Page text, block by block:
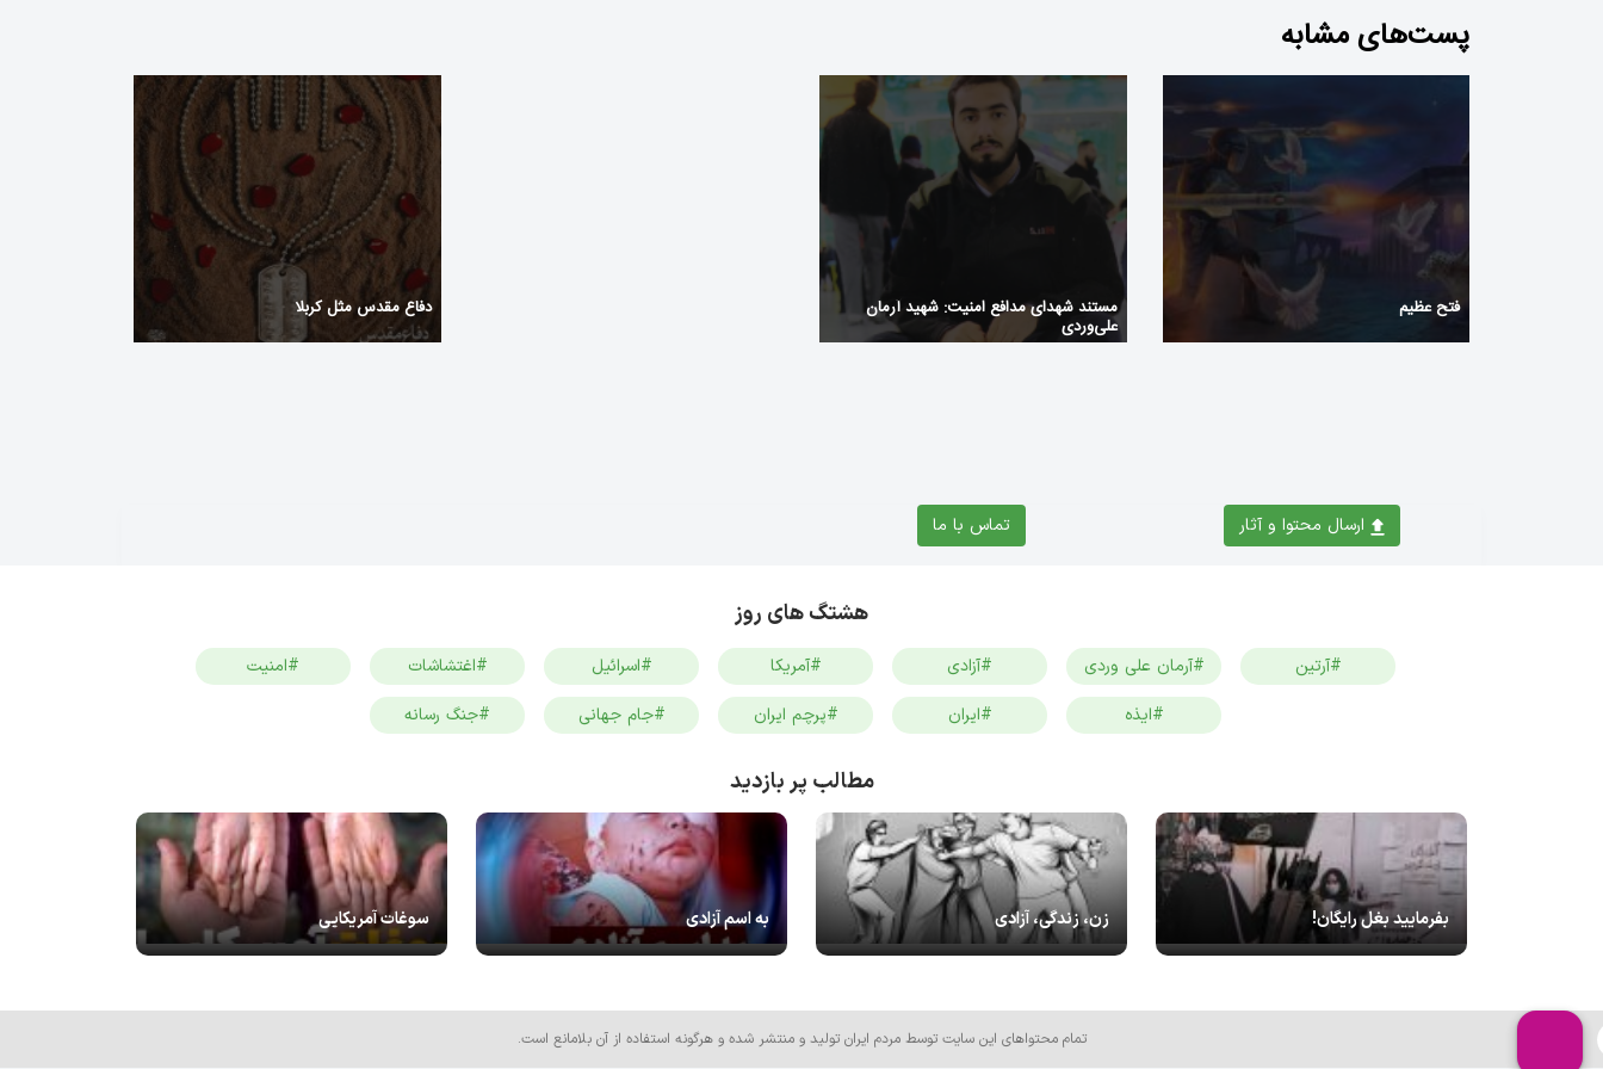
پست‌های مشابه
فتح عظیم مستند شهدای مدافع امنیت: شهید آرمان
علی‌وردی
دفاع مقدس مثل کربلا
ارسال محتوا و آثار تماس با ما
هشتگ های روز
#آرتین #آرمان علی وردی #آزادی #آمریکا #اسرائیل #اغتشاشات
#امنیت
#ایذه
#ایران #پرچم ایران #جام جهانی #جنگ رسانه
مطالب پر بازدید
بفرمایید بغل رایگان! زن، زندگی، آزادی به اسم آزادی سوغات آمریکایی
تمام محتواهای این سایت توسط مردم ایران تولید و منتشر شده و هرگونه استفاده از آن بلامانع است.